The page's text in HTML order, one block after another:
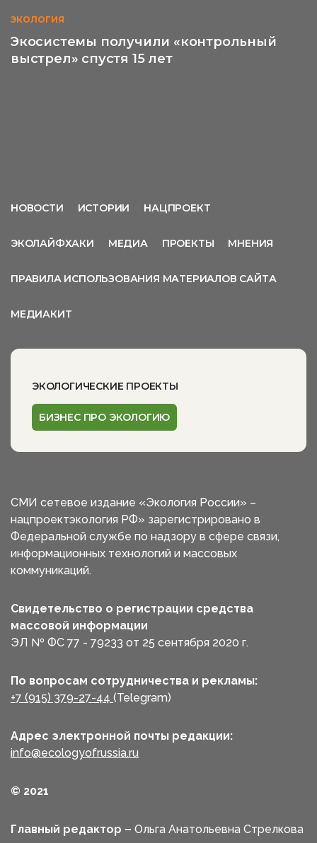
ЭКОЛОГИЯ
Экосистемы получили «контрольный
выстрел» спустя 15 лет
НОВОСТИ ИСТОРИИ НАЦПРОЕКТ
ЭКОЛАЙФХАКИ МЕДИА ПРОЕКТЫ МНЕНИЯ
ПРАВИЛА ИСПОЛЬЗОВАНИЯ МАТЕРИАЛОВ САЙТА
МЕДИАКИТ
ЭКОЛОГИЧЕСКИЕ ПРОЕКТЫ
БИЗНЕС ПРО ЭКОЛОГИЮ
СМИ сетевое издание «Экология России» –
нацпроектэкология РФ» зарегистрировано в
Федеральной службе по надзору в сфере связи,
информационных технологий и массовых
коммуникаций.
Свидетельство о регистрации средства
массовой информации
ЭЛ № ФС 77 - 79233 от 25 сентября 2020 г.
По вопросам сотрудничества и рекламы:
+7 (915) 379-27-44 (Telegram)
Адрес электронной почты редакции:
info@ecologyofrussia.ru
© 2021
Главный редактор – Ольга Анатольевна Стрелкова